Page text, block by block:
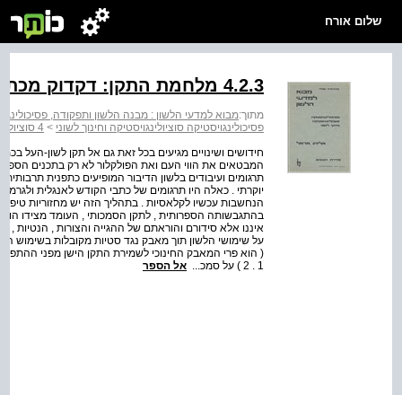
שלום אורח
4.2.3 מלחמת התקן: דקדוק מכתיב מול משלב וסלאנג
מתוך:מבוא למדעי הלשון : מבנה הלשון ותפקודה,
פסיכולינגויסטיקה סוציולינגויסטיקה וחינוך לשוני > 4 סוציולינגויסטיקה
חידושים ושינויים מגיעים בכל זאת גם אל תקן לשון-העל
המבטאים את הווי העם ואת הפולקלור לא רק בתכנים
תרגומים ועיבודים בלשון הדיבור המופיעים כתפנית
יוקרתי . כאלה היו תרגומים של כתבי הקודש לאנגלית
הנחשבות עכשיו לקלאסיות . בתהליך הזה יש מחזוריות
בהתגבשותה הספרותית , לתקן הסמכותי , העומד מצידו
איננו אלא סידורם והוראתם של ההגייה והצורות , הנטיות ,
על שימושי הלשון תוך מאבק נגד סטיות מקובלות בשימוש
1 . 2 ) על סמכ...
אל הספר